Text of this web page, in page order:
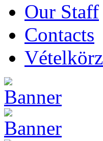
Our Staff
Contacts